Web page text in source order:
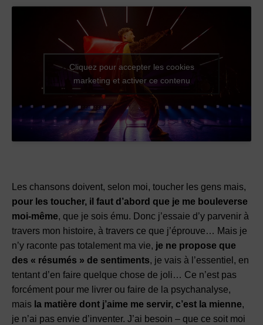
Cliquez pour accepter les cookies
marketing et activer ce contenu
Les chansons doivent, selon moi, toucher les gens mais,
pour les toucher, il faut d’abord que je me bouleverse
moi-même, que je sois ému. Donc j’essaie d’y parvenir à
travers mon histoire, à travers ce que j’éprouve… Mais je
n’y raconte pas totalement ma vie, je ne propose que
des « résumés » de sentiments, je vais à l’essentiel, en
tentant d’en faire quelque chose de joli… Ce n’est pas
forcément pour me livrer ou faire de la psychanalyse,
mais la matière dont j’aime me servir, c’est la mienne,
je n’ai pas envie d’inventer. J’ai besoin – que ce soit moi